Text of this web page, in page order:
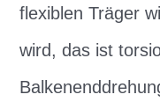
flexiblen Träger
wird, das ist